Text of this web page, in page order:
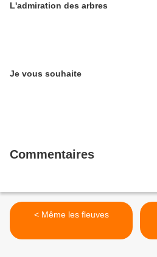
L'admiration des arbres
Je vous souhaite
Commentaires
< Même les fleuves